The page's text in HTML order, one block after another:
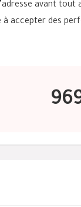
avant
accepter des